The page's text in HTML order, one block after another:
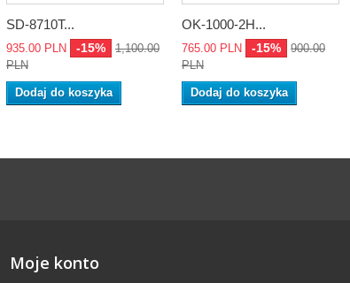
SD-8710T...
935.00 PLN -15%
1,100.00
PLN
Dodaj do koszyka
OK-1000-2H...
765.00 PLN -15%
900.00
PLN
Dodaj do koszyka
Moje konto